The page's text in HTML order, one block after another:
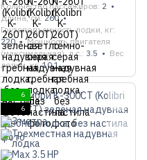
Количество пассажиров 2
Длина, см 260
Грузоподъемность лодки, кг
220
Мощность двигателя
(максимальная), л.с. 3.5
Вес
лодки, кг 10.1
6
6